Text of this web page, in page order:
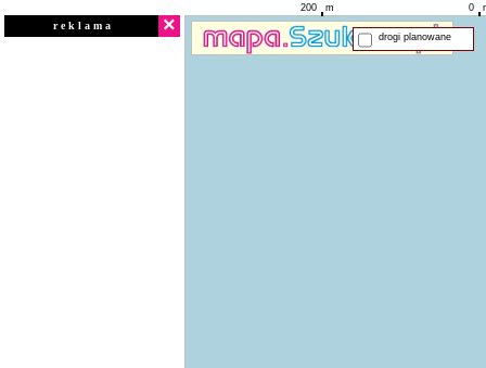
r e k l a m a × drogi planowane
0
200 m